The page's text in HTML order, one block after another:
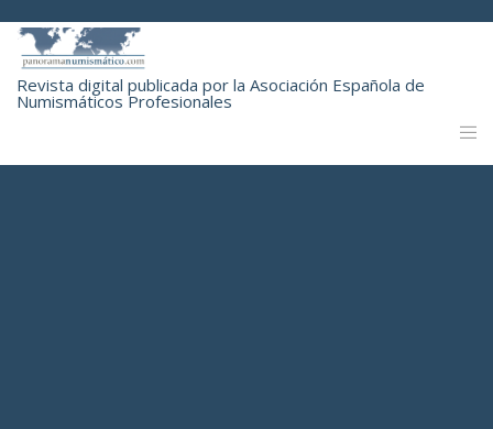
Revista digital publicada por la Asociación Española de
Numismáticos Profesionales